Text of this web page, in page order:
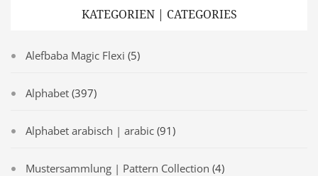
KATEGORIEN | CATEGORIES
Alefbaba Magic Flexi (5)
Alphabet (397)
Alphabet arabisch | arabic (91)
Mustersammlung | Pattern Collection (4)